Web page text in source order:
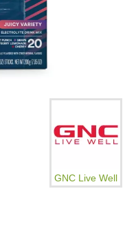
GNC Live Well